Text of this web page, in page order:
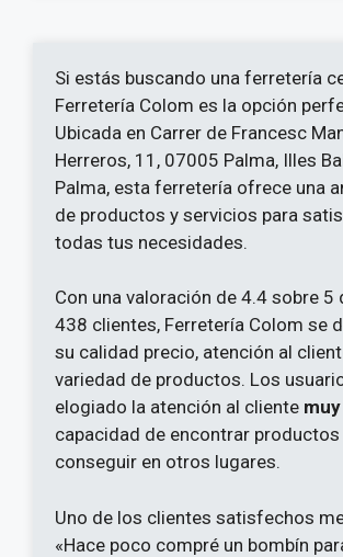
Si estás buscando una ferretería
Ferretería Colom es la opción
Ubicada en Carrer de Francesc
Herreros, 11, 07005 Palma, Illes
Palma, esta ferretería ofrece una
de productos y servicios para
todas tus necesidades.
Con una valoración de 4.4 sobre 5
438 clientes, Ferretería Colom se
su calidad precio, atención al
variedad de productos. Los
elogiado la atención al cliente
capacidad de encontrar
conseguir en otros lugares.
Uno de los clientes satisfechos
«Hace poco compré un bombín